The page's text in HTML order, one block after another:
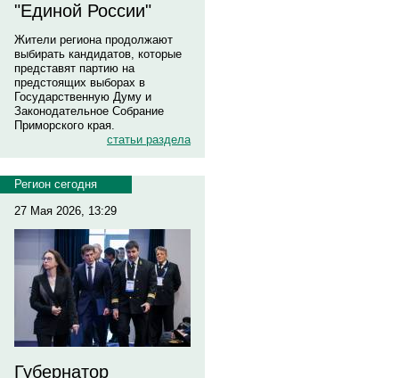
"Единой России"
Жители региона продолжают
выбирать кандидатов, которые
представят партию на
предстоящих выборах в
Государственную Думу и
Законодательное Собрание
Приморского края.
статьи раздела
Регион сегодня
27 Мая 2026, 13:29
Губернатор